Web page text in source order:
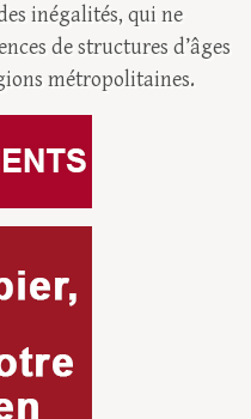
inégalités, qui ne
de structures d’âges
métropolitaines.